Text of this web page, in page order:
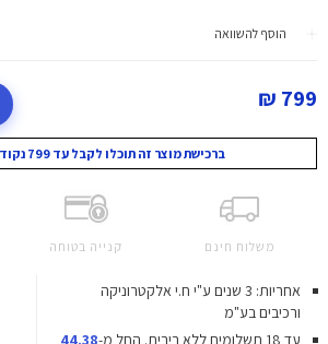
הוסף להשוואה
799 ₪
ברכישת מוצר זה תוכלו לקבל עד 799 נקודות מועדון!
משלוח חינם קנייה בטוחה
אחריות: 3 שנים ע"י ח.י אלקטרוניקה
ורכיבים בע"מ
עד 18 תשלומים ללא ריבית.
החל מ-44.38